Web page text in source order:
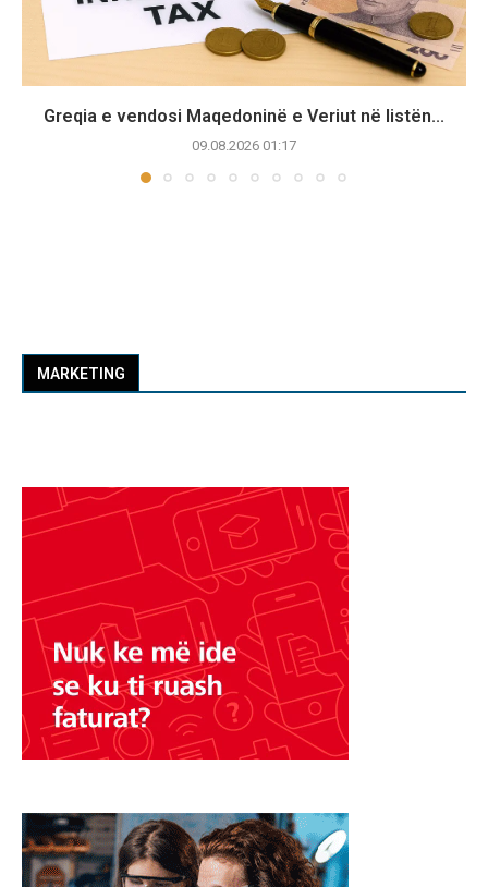
Greqia e vendosi Maqedoninë e Veriut në listën...
09.08.2026 01:17
MARKETING